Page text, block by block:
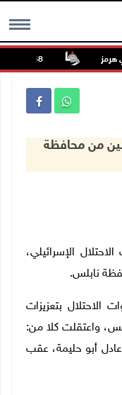
MENU
48 إصابة منذ بدء عدوان الاحتلال على مخيم قلنديا وكفر عقب شمال القدس
تعتقل 6 مواطنين من محافظة
قوات الاحتلال الإسرائيلي،
نابلس.
الاحتلال بتعزيزات
واعتقلت كلا من:
أبو حليمة، عقب